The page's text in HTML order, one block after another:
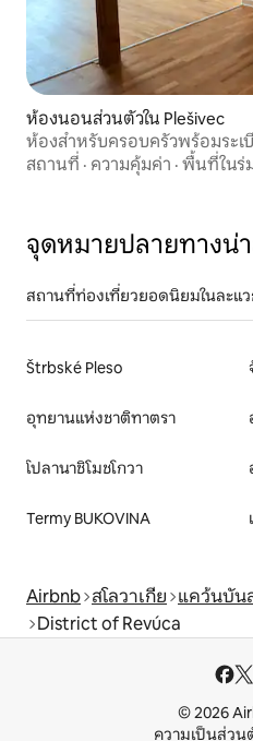
ห้องนอนส่วนตัวใน Plešivec
ห้องสำหรับครอบครัวพร้อมระเ
สถานที่ · ความคุ้มค่า · พื้นที่ในร่
จุดหมายปลายทางน่า
สถานที่ท่องเที่ยวยอดนิยมในละแ
Štrbské Pleso
อุทยานแห่งชาติทาตรา
โปลานาชิโมชโกวา
Termy BUKOVINA
Airbnb สโลวาเกีย แคว้นบัน
District of Revúca
© 2026
ความเป็นส่วน